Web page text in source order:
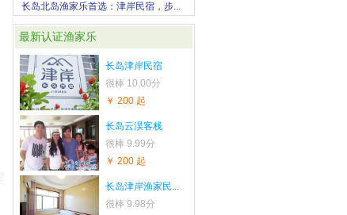
长岛北岛渔家乐首选：津岸民宿，步...
最新认证渔家乐
长岛津岸民宿
很棒 10.00分
￥ 200 起
长岛云淏客栈
很棒 9.99分
￥ 200 起
长岛津岸渔家民...
很棒 9.98分